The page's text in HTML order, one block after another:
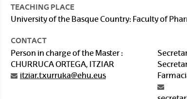
TEACHING PLACE
University of the Basque Country: Faculty of
CONTACT
Person in charge of the Master :
CHURRUCA ORTEGA, ITZIAR
itziar.txurruka@ehu.eus